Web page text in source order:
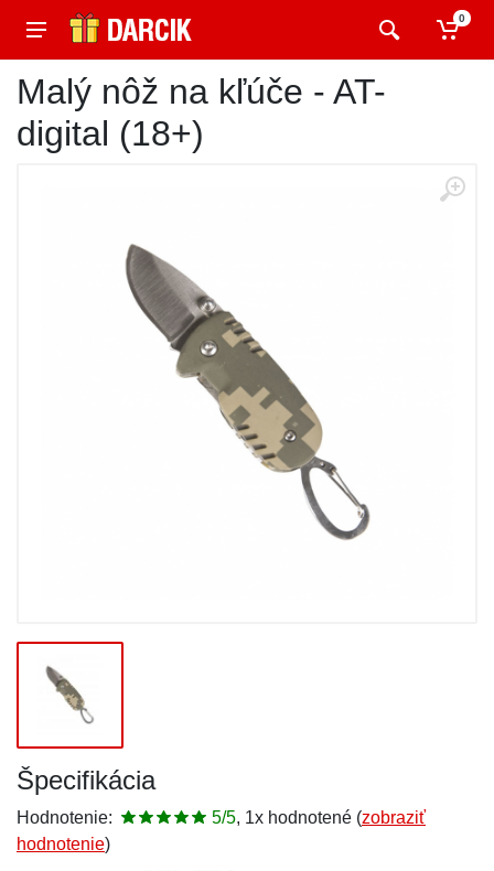
0
Malý nôž na kľúče - AT-
digital (18+)
Špecifikácia
Hodnotenie: 5/5, 1x hodnotené (zobraziť
hodnotenie)